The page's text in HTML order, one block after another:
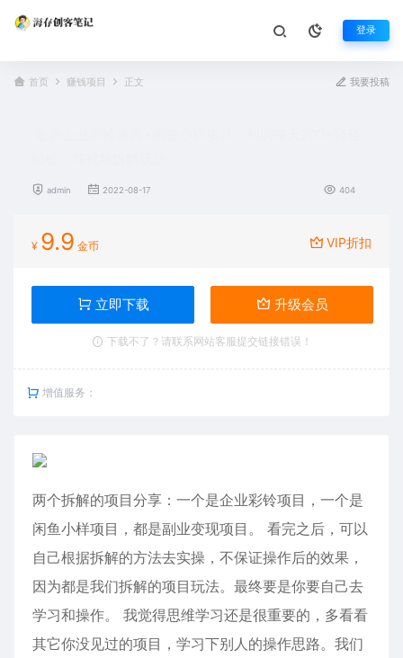
登录
首页 赚钱项目 正文 我要投稿
admin 2022-08-17 404
¥ 9.9 金币 VIP折扣
立即下载 升级会员
下载不了？请联系网站客服提交链接错误！
增值服务：
两个拆解的项目分享：一个是企业彩铃项目，一个是
闲鱼小样项目，都是副业变现项目。 看完之后，可以
自己根据拆解的方法去实操，不保证操作后的效果，
因为都是我们拆解的项目玩法。最终要是你要自己去
学习和操作。 我觉得思维学习还是很重要的，多看看
其它你没见过的项目，学习下别人的操作思路。我们